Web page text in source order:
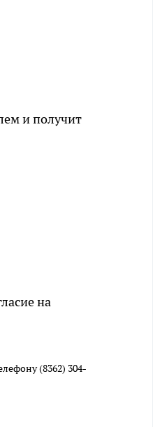
и получит
на
(8362) 304-